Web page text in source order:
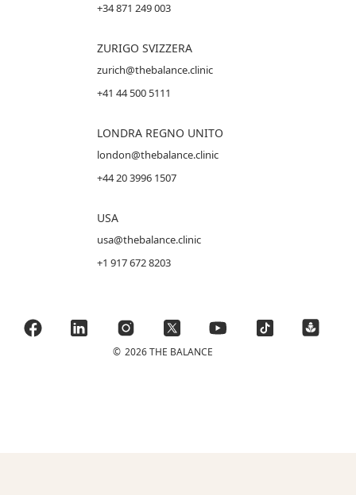
+34 871 249 003
ZURIGO SVIZZERA
zurich@thebalance.clinic
+41 44 500 5111
LONDRA REGNO UNITO
london@thebalance.clinic
+44 20 3996 1507
USA
usa@thebalance.clinic
+1 917 672 8203
© 2026 THE BALANCE